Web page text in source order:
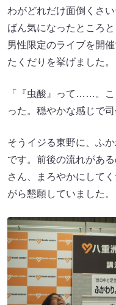
わがどれだけ面倒くさ
ばん気になったところ
男性限定のライブを開
たくだりを挙げました。
「『虫酸』って……。
った。穏やかな感じで
そうイジる東野に、ふ
です。前後の流れがあ
さん、まろやかにして
がら懇願していました。